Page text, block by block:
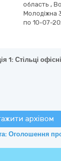
область ,
Молодіжна
по 10-07-
1: Стільці офісні
архівом
Оголошення